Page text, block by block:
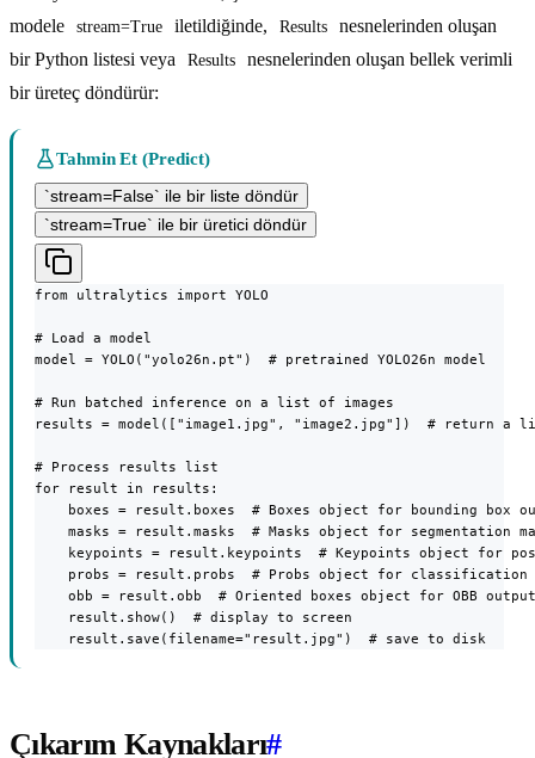
modele
stream=True iletildiğinde, Results
nesnelerinden oluşan
bir Python listesi veya
Results
nesnelerinden oluşan bellek verimli
bir üreteç döndürür:
Tahmin Et (Predict)
`stream=False` ile bir liste döndür
`stream=True` ile bir üretici döndür
from ultralytics import YOLO
# Load a model
model = YOLO("yolo26n.pt")  # pretrained YOLO26n model
# Run batched inference on a list of images
results = model(["image1.jpg", "image2.jpg"])  # return a
# Process results list
for result in results:
boxes = result.boxes  # Boxes object for bounding box
masks = result.masks  # Masks object for segmentation
keypoints = result.keypoints  # Keypoints object for
probs = result.probs  # Probs object for classification
obb = result.obb  # Oriented boxes object for OBB
    result.show()  # display to screen
    result.save(filename="result.jpg")  # save to disk
Çıkarım Kaynakları#